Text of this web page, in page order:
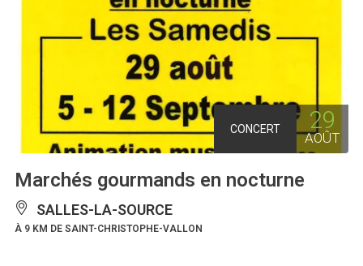
CONCERT 29
AOÛT
Marchés gourmands en nocturne
SALLES-LA-SOURCE
À 9 KM DE SAINT-CHRISTOPHE-VALLON